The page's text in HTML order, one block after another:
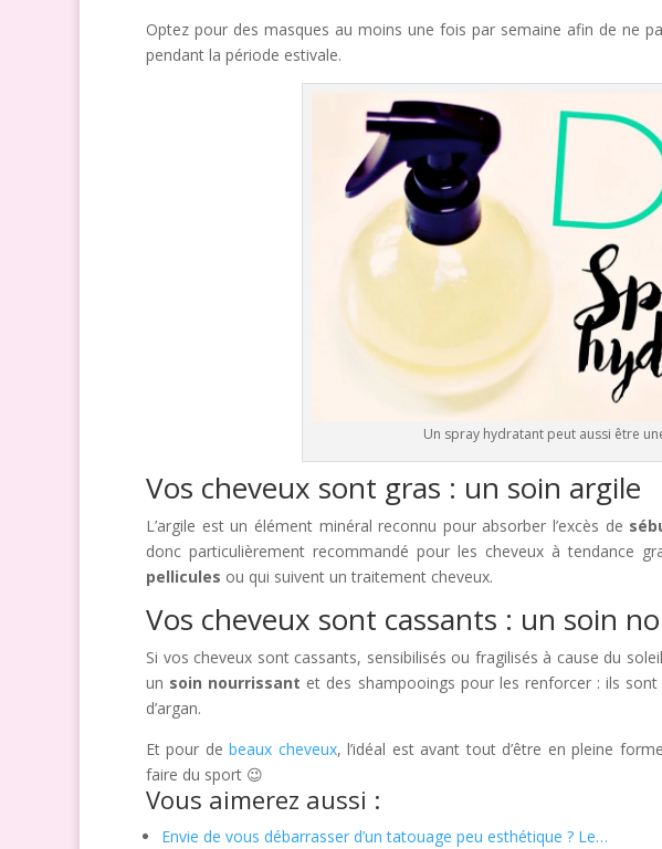
Optez pour des masques au moins une fois par semaine afin de ne
pendant la période estivale.
Un spray hydratant peut aussi être
Vos cheveux sont gras : un soin argile
L’argile est un élément minéral reconnu pour absorber l’excès de
donc particulièrement recommandé pour les cheveux à tendance
pellicules ou qui suivent un traitement cheveux.
Vos cheveux sont cassants : un soin
Si vos cheveux sont cassants, sensibilisés ou fragilisés à cause du
un soin nourrissant et des shampooings pour les renforcer : ils sont
d’argan.
Et pour debeaux cheveux, l’idéal est avant tout d’être en pleine
faire du sport 😉
Vous aimerez aussi :
Envie de vous débarrasser d’un tatouage peu esthétique ? Le…